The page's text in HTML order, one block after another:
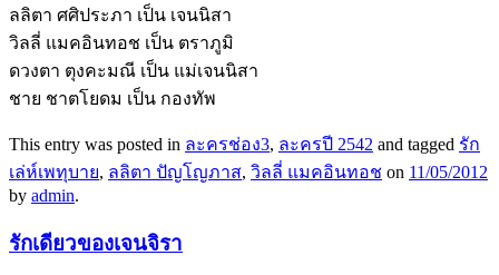
ลลิตา ศศิประภา เป็น เจนนิสา
วิลลี่ แมคอินทอช เป็น ตราภูมิ
ดวงตา ตุงคะมณี เป็น แม่เจนนิสา
ชาย ชาตโยดม เป็น กองทัพ
This entry was posted in ละครช่อง3, ละครปี 2542 and tagged รัก
เล่ห์เพทุบาย, ลลิตา ปัญโญภาส, วิลลี่ แมคอินทอช on 11/05/2012
by admin.
รักเดียวของเจนจิรา